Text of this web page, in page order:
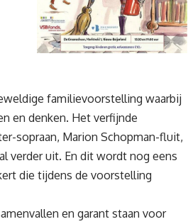
familievoorstelling waarbij
en denken. Het verfijnde
sopraan, Marion Schopman-fluit,
verder uit. En dit wordt nog eens
die tijdens de voorstelling
en garant staan voor